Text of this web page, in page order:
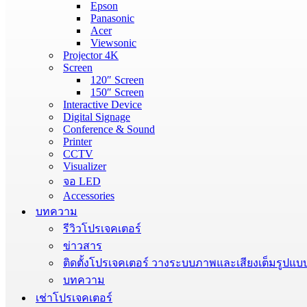
Epson
Panasonic
Acer
Viewsonic
Projector 4K
Screen
120″ Screen
150″ Screen
Interactive Device
Digital Signage
Conference & Sound
Printer
CCTV
Visualizer
จอ LED
Accessories
บทความ
รีวิวโปรเจคเตอร์
ข่าวสาร
ติดตั้งโปรเจคเตอร์ วางระบบภาพและเสียงเต็มรูปแบ
บทความ
เช่าโปรเจคเตอร์